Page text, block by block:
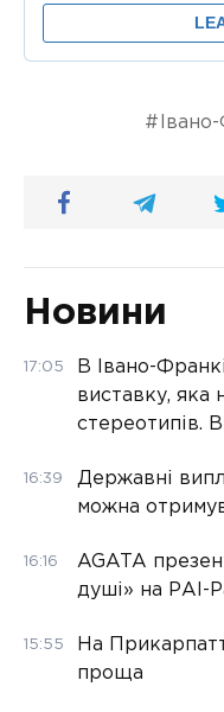
Новини
17:05
В Івано-
виставку, яка
стереотипів.
16:39
Державні
можна
16:16
AGATA
душі» на РАІ-
15:55
На
проща